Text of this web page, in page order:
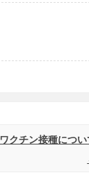
クチン接種につい